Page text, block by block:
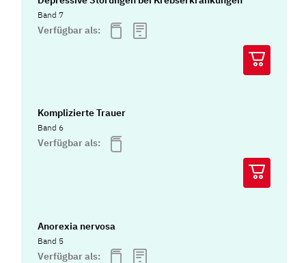
Band 7
Verfügbar als:
Komplizierte Trauer
Band 6
Verfügbar als:
Anorexia nervosa
Band 5
Verfügbar als: